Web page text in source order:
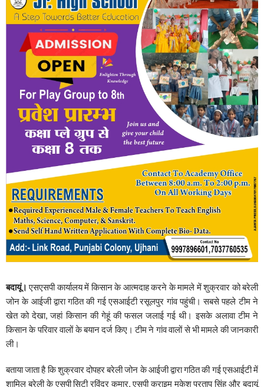
बदायूं। एसएसपी कार्यालय में किसान के आत्मदाह करने के मामले में शुक्रवार को बरेली
जोन के आईजी द्वारा गठित की गई एसआईटी रसूलपुर गांव पहुंची। सबसे पहले टीम ने
खेत को देखा, जहां किसान की गेहूं की फसल जलाई गई थी। इसके अलावा टीम ने
किसान के परिवार वालों के बयान दर्ज किए। टीम ने गांव वालों से भी मामले की जानकारी
ली।
बताया जाता है कि शुक्रवार दोपहर बरेली जोन के आईजी द्वारा गठित की गई एसआईटी में
शामिल बरेली के एसपी सिटी रविंद्र कुमार, एसपी क्राइम मुकेश प्रताप सिंह और बदायूं